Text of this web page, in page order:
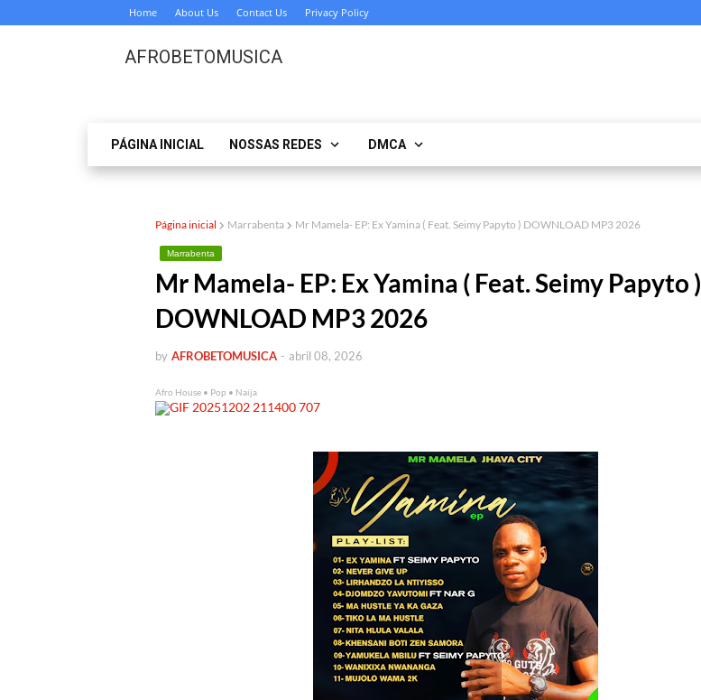
Home About Us Contact Us Privacy Policy
AFROBETOMUSICA
PÁGINA INICIAL NOSSAS REDES DMCA
Página inicial Marrabenta Mr Mamela- EP: Ex Yamina ( Feat. Seimy Papyto ) DOWNLOAD MP3 2026
Marrabenta
Mr Mamela- EP: Ex Yamina ( Feat. Seimy Papyto )
DOWNLOAD MP3 2026
by AFROBETOMUSICA - abril 08, 2026
Afro House • Pop • Naija